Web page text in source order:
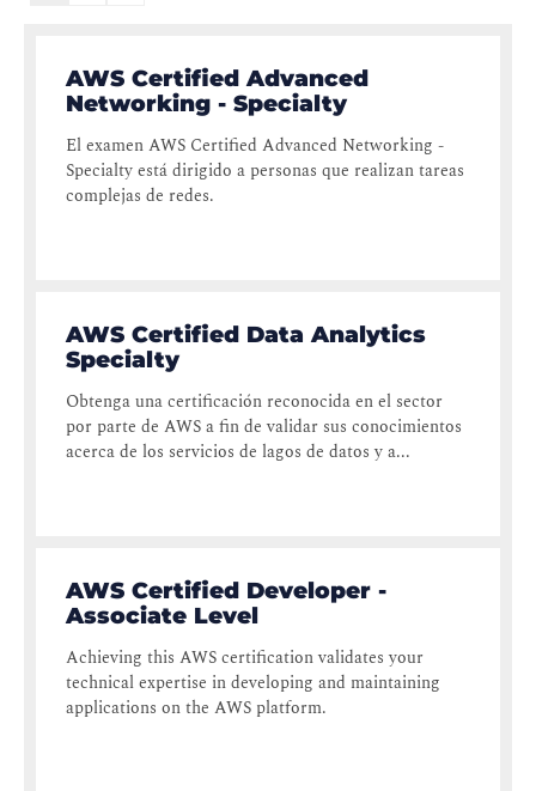
AWS Certified Advanced
Networking - Specialty
El examen AWS Certified Advanced Networking -
Specialty está dirigido a personas que realizan tareas
complejas de redes.
AWS Certified Data Analytics
Specialty
Obtenga una certificación reconocida en el sector
por parte de AWS a fin de validar sus conocimientos
acerca de los servicios de lagos de datos y a...
AWS Certified Developer -
Associate Level
Achieving this AWS certification validates your
technical expertise in developing and maintaining
applications on the AWS platform.